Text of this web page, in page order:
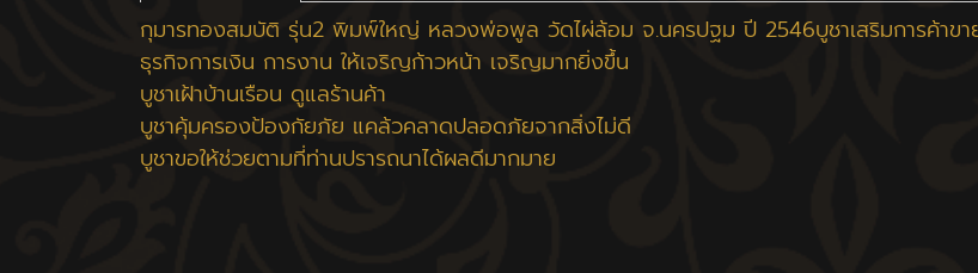
กุมารทองสมบัติ รุ่น2 พิมพ์ใหญ่ หลวงพ่อพูล วัดไผ่ล้อม จ.นครปฐม ปี 2546บูชาเสริมการค้าขาย
ธุรกิจการเงิน การงาน ให้เจริญก้าวหน้า เจริญมากยิ่งขึ้น
บูชาเฝ้าบ้านเรือน ดูแลร้านค้า
บูชาคุ้มครองป้องกัยภัย แคล้วคลาดปลอดภัยจากสิ่งไม่ดี
บูชาขอให้ช่วยตามที่ท่านปรารถนาได้ผลดีมากมาย